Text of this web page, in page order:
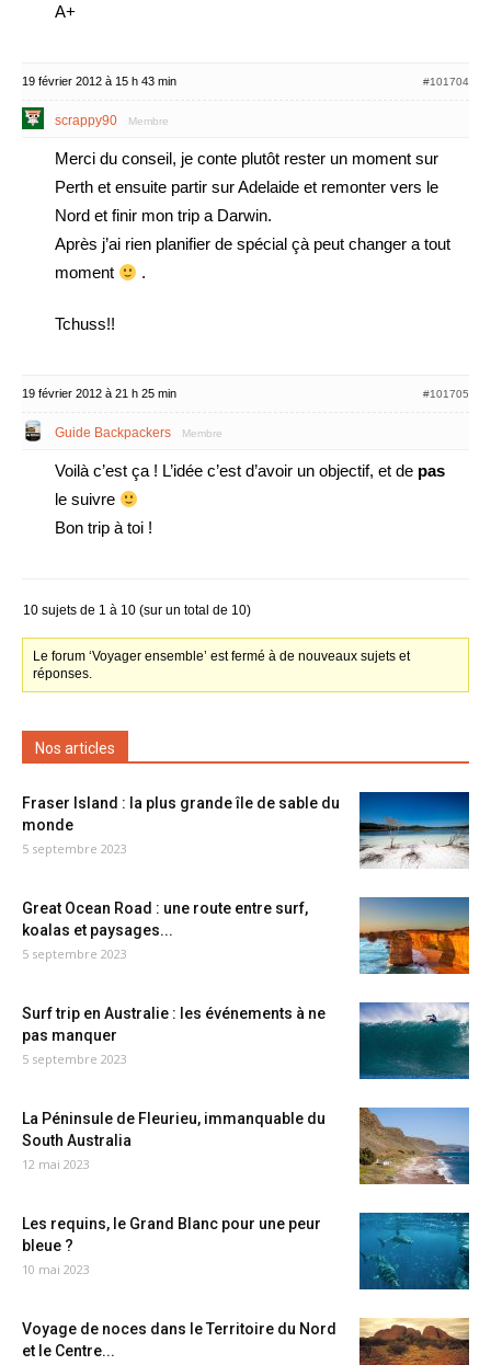
A+
19 février 2012 à 15 h 43 min #101704
scrappy90 Membre
Merci du conseil, je conte plutôt rester un moment sur
Perth et ensuite partir sur Adelaide et remonter vers le
Nord et finir mon trip a Darwin.
Après j’ai rien planifier de spécial çà peut changer a tout
moment
.
Tchuss!!
19 février 2012 à 21 h 25 min #101705
Guide Backpackers Membre
Voilà c’est ça ! L’idée c’est d’avoir un objectif, et de pas
le suivre
Bon trip à toi !
10 sujets de 1 à 10 (sur un total de 10)
Le forum ‘Voyager ensemble’ est fermé à de nouveaux sujets et
réponses.
Nos articles
Fraser Island : la plus grande île de sable du
monde
5 septembre 2023
Great Ocean Road : une route entre surf,
koalas et paysages...
5 septembre 2023
Surf trip en Australie : les événements à ne
pas manquer
5 septembre 2023
La Péninsule de Fleurieu, immanquable du
South Australia
12 mai 2023
Les requins, le Grand Blanc pour une peur
bleue ?
10 mai 2023
Voyage de noces dans le Territoire du Nord
et le Centre...